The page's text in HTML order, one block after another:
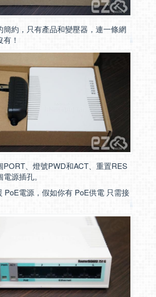
簡約，只有產品和變壓器，連一條網
！
PORT、燈號PWD和ACT、重置RES
源插孔。
PoE電源，假如你有 PoE供電 只需接